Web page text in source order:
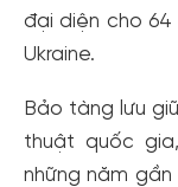
đại diện cho
Ukraine.
Bảo tàng lưu
thuật quốc
những năm